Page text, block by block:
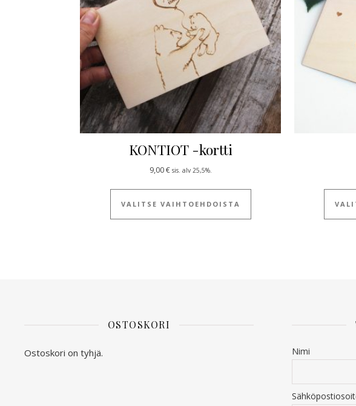
KONTIOT -kortti
9,00€ sis. alv 25,5%.
VALITSE VAIHTOEHDOISTA
Tällä tuotteella on
OSTOSKORI
Ostoskori on tyhjä. Nimi